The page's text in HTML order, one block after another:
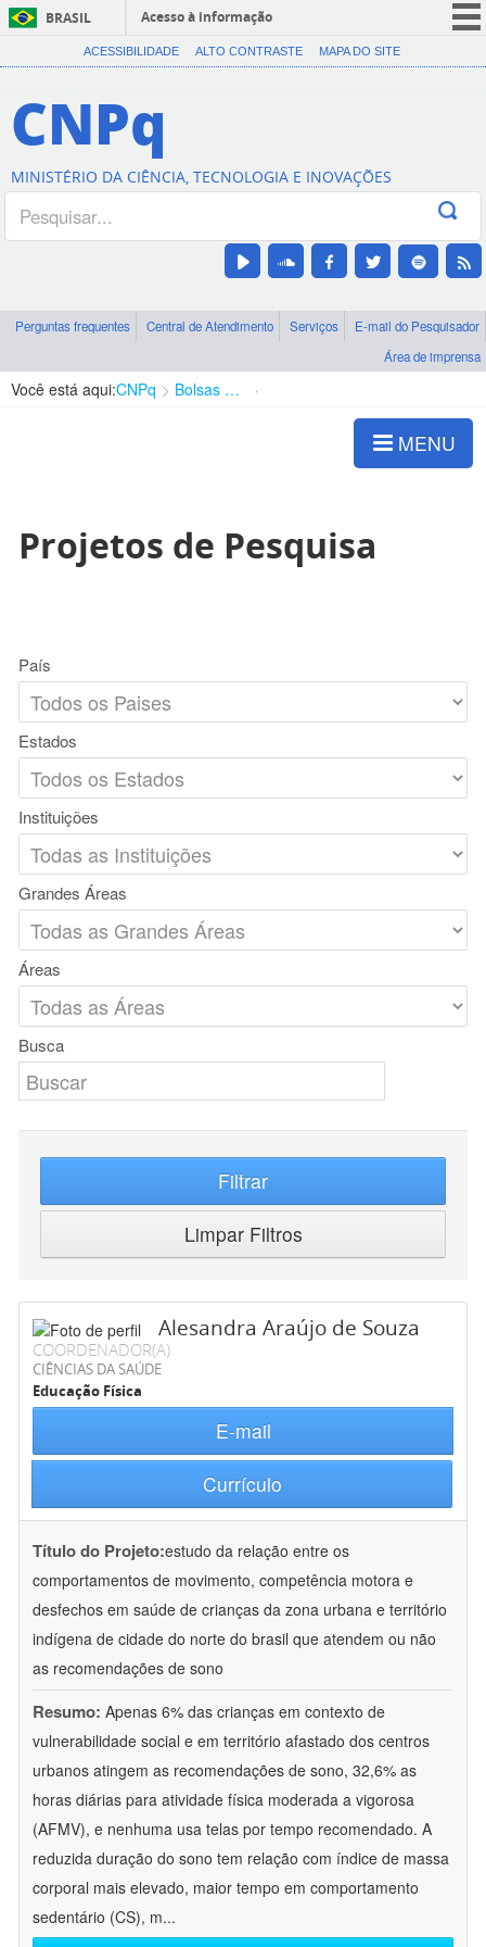
BRASIL
Acesso à informação
CORONAVÍRUS (COVID-19)
Canais
ACESSIBILIDADE ALTO CONTRASTE MAPA DO SITE
CNPq
MINISTÉRIO DA CIÊNCIA, TECNOLOGIA E INOVAÇÕES
Perguntas frequentes Central de Atendimento Serviços
E-mail do Pesquisador
Área de imprensa
Você está aqui:CNPq Bolsas e Auxílios Vigentes
MENU
Projetos de Pesquisa
País
Estados
Instituições
Grandes Áreas
Áreas
Busca
Filtrar
Limpar Filtros
Alesandra Araújo de Souza
COORDENADOR(A)
CIÊNCIAS DA SAÚDE
Educação Física
E-mail
Currículo
Título do Projeto:estudo da relação entre os
comportamentos de movimento, competência motora e
desfechos em saúde de crianças da zona urbana e território
indígena de cidade do norte do brasil que atendem ou não
as recomendações de sono
Resumo: Apenas 6% das crianças em contexto de
vulnerabilidade social e em território afastado dos centros
urbanos atingem as recomendações de sono, 32,6% as
horas diárias para atividade física moderada a vigorosa
(AFMV), e nenhuma usa telas por tempo recomendado. A
reduzida duração do sono tem relação com índice de massa
corporal mais elevado, maior tempo em comportamento
sedentário (CS), m...